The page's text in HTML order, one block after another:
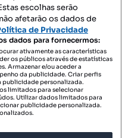
- Perafita
escolhas serão
afetarão os dados de
de Privacidade
dados para fornecermos:
ativamente as características
os públicos através de estatísticas
Armazenar e/ou aceder a
da publicidade. Criar perfis
publicidade personalizada.
limitados para selecionar
Utilizar dados limitados para
publicidade personalizada.